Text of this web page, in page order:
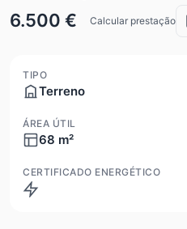
6.500 €
Calcular prestação
TIPO
Terreno
ÁREA ÚTIL
68 m²
CERTIFICADO ENERGÉTICO